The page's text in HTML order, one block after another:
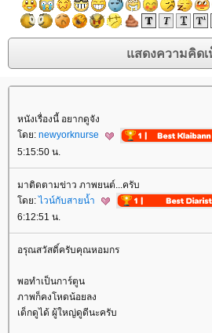
หนังเรื่องนี้ อยากดูจัง
ดย: newyorknurse
5:15:50 น.
มาติดตามข่าว ภาพยนต์...ครับ
ดย:ไวน์กับสายน้ำ
6:12:51 น.
อรุณสวัสดิ์ครับคุณหอมกร
พอทำเป็นการ์ตูน
ภาพก็คงโหดน้อยลง
เด็กดูได้ ผู้ใหญ่ดูดีนะครับ